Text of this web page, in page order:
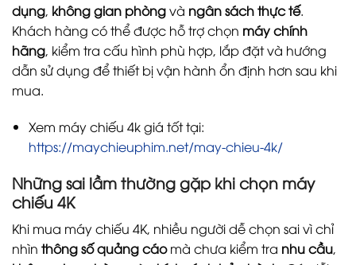
dụng, không gian phòngvà ngân sách thực tế.
Khách hàng có thể được hỗ trợ chọn máy chính
hãng, kiểm tra cấu hình phù hợp, lắp đặt và hướng
dẫn sử dụng để thiết bị vận hành ổn định hơn sau khi
mua.
Xem máy chiếu 4k giá tốt tại:
https://maychieuphim.net/may-chieu-4k/
Những sai lầm thường gặp khi chọn máy
chiếu 4K
Khi mua máy chiếu 4K, nhiều người dễ chọn sai vì chỉ
nhìn thông số quảng cáomà chưa kiểm tra nhu cầu,